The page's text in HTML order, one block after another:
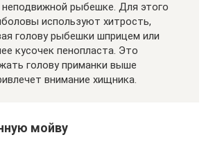
рыбешке. Для этого
используют хитрость,
голову рыбешки шприцем или
кусочек пенопласта. Это
голову приманки выше
внимание хищника.
мойву